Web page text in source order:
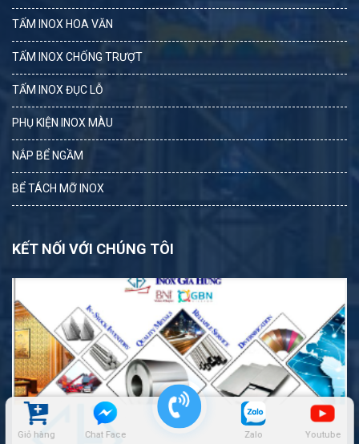
Giỏ hàng Chat Face Zalo Youtube
TẤM INOX HOA VĂN
TẤM INOX CHỐNG TRƯỢT
TẤM INOX ĐỤC LỖ
PHỤ KIỆN INOX MÀU
NẮP BỂ NGẦM
BỂ TÁCH MỠ INOX
KẾT NỐI VỚI CHÚNG TÔI